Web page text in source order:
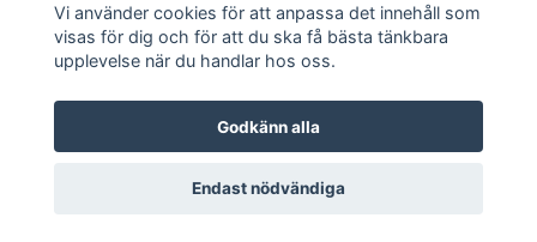
Vi använder cookies för att anpassa det innehåll som
visas för dig och för att du ska få bästa tänkbara
upplevelse när du handlar hos oss.
Godkänn alla
Endast nödvändiga